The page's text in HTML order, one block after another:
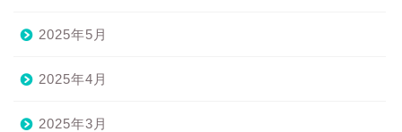
2025年5月
2025年4月
2025年3月